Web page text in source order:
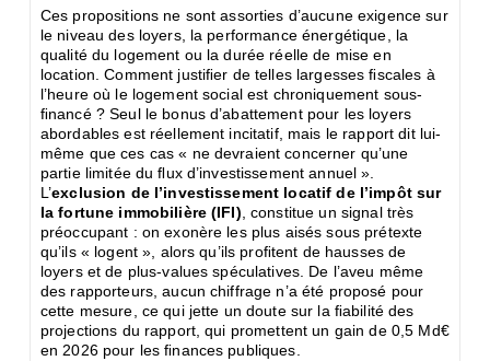
Ces propositions ne sont assorties d’aucune exigence sur
le niveau des loyers, la performance énergétique, la
qualité du logement ou la durée réelle de mise en
location. Comment justiﬁer de telles largesses ﬁscales à
l’heure où le logement social est chroniquement sous-
ﬁnancé ? Seul le bonus d’abattement pour les loyers
abordables est réellement incitatif, mais le rapport dit lui-
même que ces cas « ne devraient concerner qu’une
partie limitée du ﬂux d’investissement annuel ».
L’exclusion de l’investissement locatif de l’impôt sur
la fortune immobilière (IFI), constitue un signal très
préoccupant : on exonère les plus aisés sous prétexte
qu’ils « logent », alors qu’ils proﬁtent de hausses de
loyers et de plus-values spéculatives. De l’aveu même
des rapporteurs, aucun chiffrage n’a été proposé pour
cette mesure, ce qui jette un doute sur la ﬁabilité des
projections du rapport, qui promettent un gain de 0,5 Md€
en 2026 pour les ﬁnances publiques.